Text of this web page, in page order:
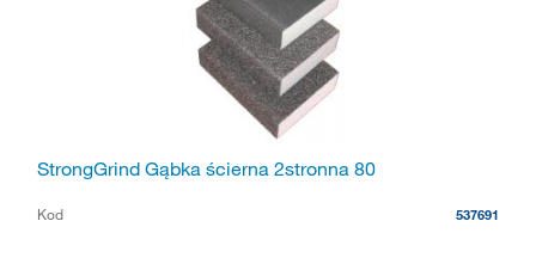
StrongGrind Gąbka ścierna 2stronna 80
Kod 537691